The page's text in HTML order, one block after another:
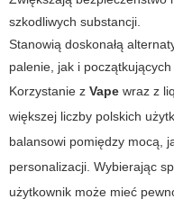
szkodliwych substancji.
Stanowią doskonałą
palenie, jak i
Korzystanie z Vape wraz z
większej liczby polskich
balansowi pomiędzy mocą,
personalizacji. Wybierając
użytkownik może mieć